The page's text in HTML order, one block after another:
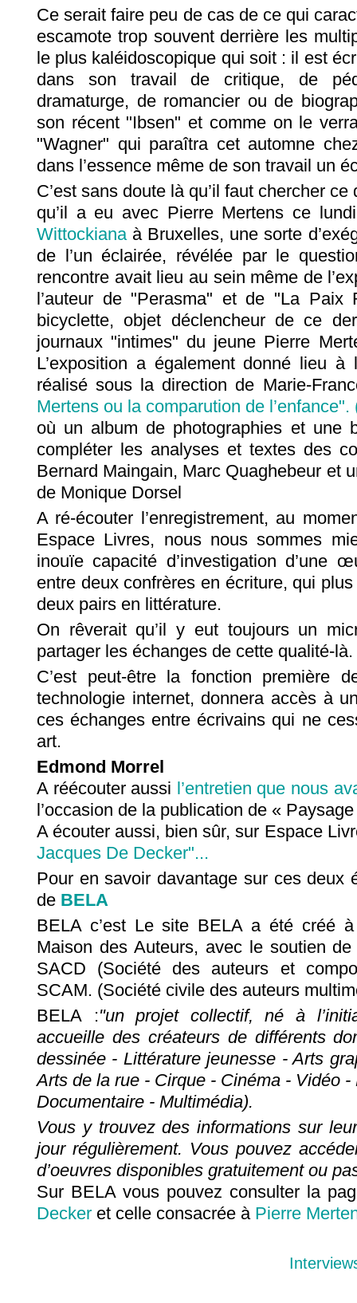
Ce serait faire peu de cas de ce qui
escamote trop souvent derrière les
le plus kaléidoscopique qui soit : il est
dans son travail de critique, de
dramaturge, de romancier ou de
son récent "Ibsen" et comme on le
"Wagner" qui paraîtra cet automne
dans l’essence même de son travail un
C’est sans doute là qu’il faut chercher
qu’il a eu avec Pierre Mertens ce
Wittockiana à Bruxelles, une sorte
de l’un éclairée, révélée par le
rencontre avait lieu au sein même de
l’auteur de "Perasma" et de "La
bicyclette, objet déclencheur de ce
journaux "intimes" du jeune Pierre
L’exposition a également donné lieu à
réalisé sous la direction de Marie-
Mertens ou la comparution de
où un album de photographies et une
compléter les analyses et textes des
Bernard Maingain, Marc Quaghebeur et
de Monique Dorsel
A ré-écouter l’enregistrement, au
Espace Livres, nous nous sommes
inouïe capacité d’investigation d’une
entre deux confrères en écriture, qui
deux pairs en littérature.
On rêverait qu’il y eut toujours un
partager les échanges de cette qualité-là.
C’est peut-être la fonction première
technologie internet, donnera accès à
ces échanges entre écrivains qui ne
art.
Edmond Morrel
A réécouter aussi l’entretien que nous
l’occasion de la publication de «
A écouter aussi, bien sûr, sur Espace
Jacques De Decker"...
Pour en savoir davantage sur ces deux
de BELA
BELA c’est Le site BELA a été créé à
Maison des Auteurs, avec le soutien
SACD (Société des auteurs et
SCAM. (Société civile des auteurs
BELA :"un projet collectif, né à
accueille des créateurs de différents
dessinée - Littérature jeunesse - Arts
Arts de la rue - Cirque - Cinéma - Vidéo
Documentaire - Multimédia).
Vous y trouvez des informations sur
jour régulièrement. Vous pouvez
d’oeuvres disponibles gratuitement ou
Sur BELA vous pouvez consulter la
Decker et celle consacrée à Pierre